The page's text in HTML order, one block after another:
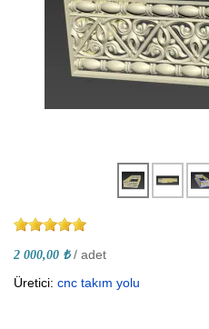
2 000,00 ₺ / adet
Üretici: cnc takım yolu